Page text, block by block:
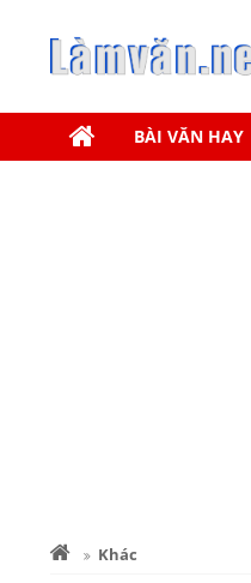
BÀI VĂN HAY
Khác